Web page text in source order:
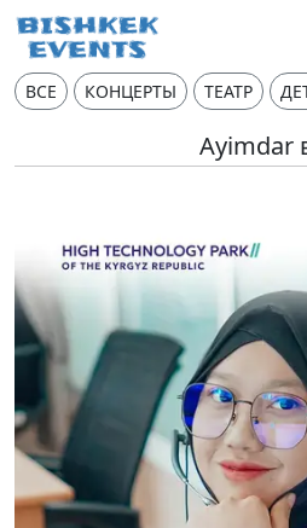
ВСЕ КОНЦЕРТЫ ТЕАТР
Ayimdar